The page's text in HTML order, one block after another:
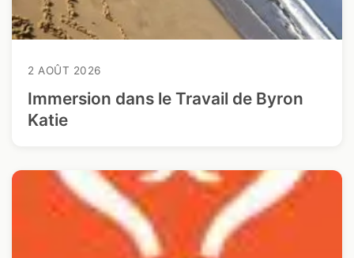
2 AOÛT 2026
Immersion dans le Travail de Byron
Katie